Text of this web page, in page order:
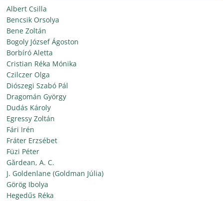
Albert Csilla
Bencsik Orsolya
Bene Zoltán
Bogoly József Ágoston
Borbíró Aletta
Cristian Réka Mónika
Czilczer Olga
Diószegi Szabó Pál
Dragomán György
Dudás Károly
Egressy Zoltán
Fári Irén
Fráter Erzsébet
Füzi Péter
Gărdean, A. C.
J. Goldenlane (Goldman Júlia)
Görög Ibolya
Hegedűs Réka